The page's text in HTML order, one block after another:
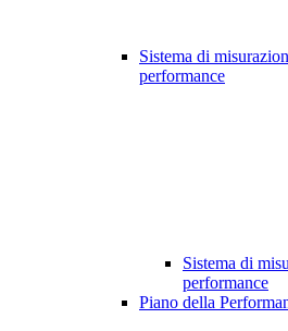
Sistema di
performance
Sistema di
performance
Piano della